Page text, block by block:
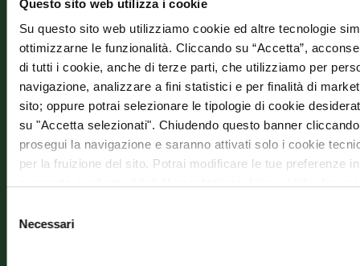
Questo sito web utilizza i cookie
Su questo sito web utilizziamo cookie ed altre tecnologie
ottimizzarne le funzionalità. Cliccando su “Accetta”,
di tutti i cookie, anche di terze parti, che utilizziamo per
navigazione, analizzare a fini statistici e per finalità di
sito; oppure potrai selezionare le tipologie di cookie
su "Accetta selezionati". Chiudendo questo banner cliccando
prosegui la navigazione e saranno attivati solo i cookie
per la fruizione del sito. Potrai modificare le tue preferenze
delNecessari
–
(SI)
Ph:
+39